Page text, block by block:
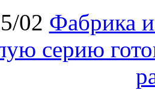
02 Фабрика
серию